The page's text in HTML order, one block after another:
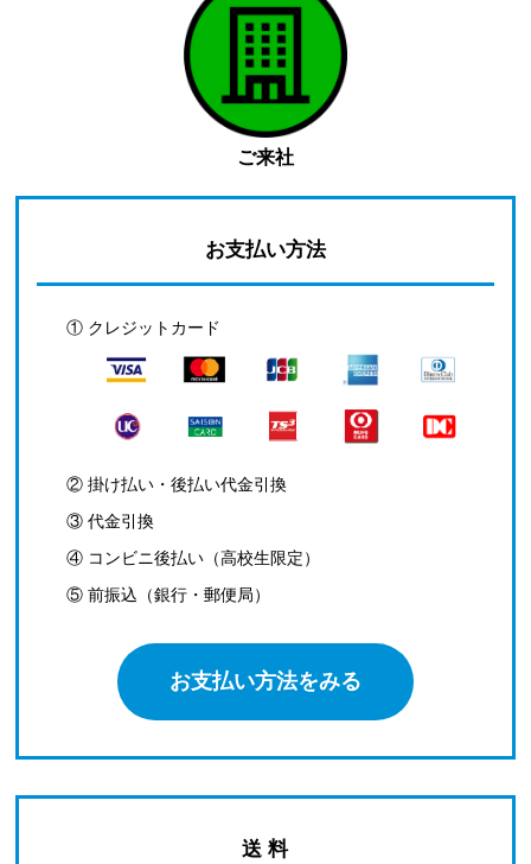
ご来社
お支払い方法
① クレジットカード
② 掛け払い・後払い代金引換
③ 代金引換
④ コンビニ後払い（高校生限定）
⑤ 前振込（銀行・郵便局）
お支払い方法をみる
送 料